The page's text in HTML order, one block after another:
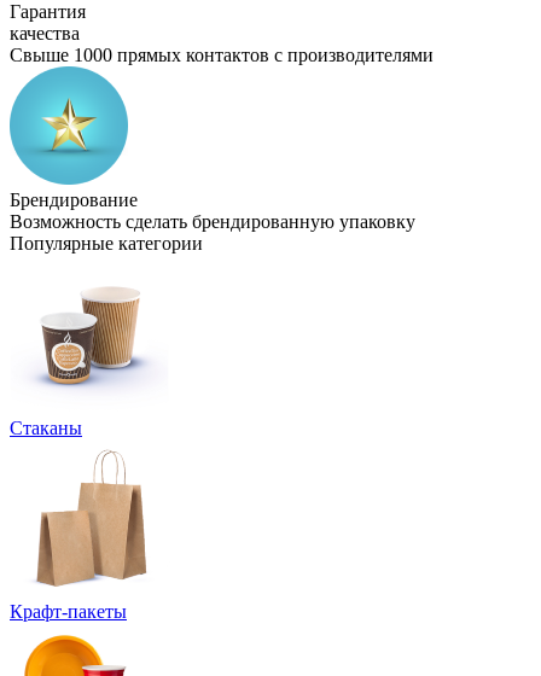
Гарантия
качества
Свыше 1000 прямых контактов с производителями
Брендирование
Возможность сделать брендированную упаковку
Популярные категории
Стаканы
Крафт-пакеты